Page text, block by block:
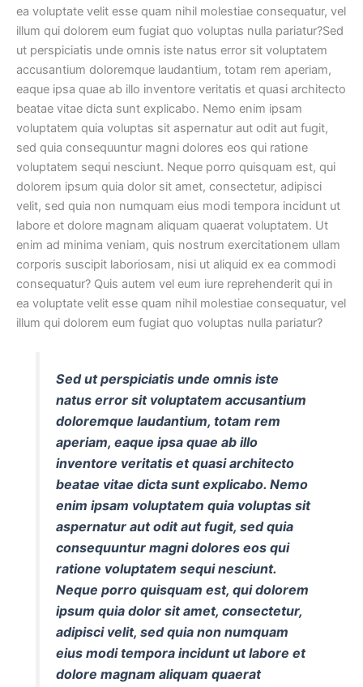
ea voluptate velit esse quam nihil molestiae consequatur, vel
illum qui dolorem eum fugiat quo voluptas nulla pariatur?Sed
ut perspiciatis unde omnis iste natus error sit voluptatem
accusantium doloremque laudantium, totam rem aperiam,
eaque ipsa quae ab illo inventore veritatis et quasi architecto
beatae vitae dicta sunt explicabo. Nemo enim ipsam
voluptatem quia voluptas sit aspernatur aut odit aut fugit,
sed quia consequuntur magni dolores eos qui ratione
voluptatem sequi nesciunt. Neque porro quisquam est, qui
dolorem ipsum quia dolor sit amet, consectetur, adipisci
velit, sed quia non numquam eius modi tempora incidunt ut
labore et dolore magnam aliquam quaerat voluptatem. Ut
enim ad minima veniam, quis nostrum exercitationem ullam
corporis suscipit laboriosam, nisi ut aliquid ex ea commodi
consequatur? Quis autem vel eum iure reprehenderit qui in
ea voluptate velit esse quam nihil molestiae consequatur, vel
illum qui dolorem eum fugiat quo voluptas nulla pariatur?
Sed ut perspiciatis unde omnis iste
natus error sit voluptatem accusantium
doloremque laudantium, totam rem
aperiam, eaque ipsa quae ab illo
inventore veritatis et quasi architecto
beatae vitae dicta sunt explicabo. Nemo
enim ipsam voluptatem quia voluptas sit
aspernatur aut odit aut fugit, sed quia
consequuntur magni dolores eos qui
ratione voluptatem sequi nesciunt.
Neque porro quisquam est, qui dolorem
ipsum quia dolor sit amet, consectetur,
adipisci velit, sed quia non numquam
eius modi tempora incidunt ut labore et
dolore magnam aliquam quaerat